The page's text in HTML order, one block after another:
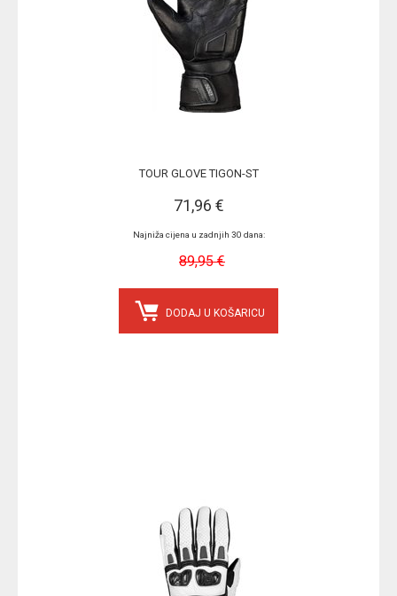
TOUR GLOVE TIGON-ST
71,96 €
Najniža cijena u zadnjih 30 dana:
89,95 €
DODAJ U KOŠARICU